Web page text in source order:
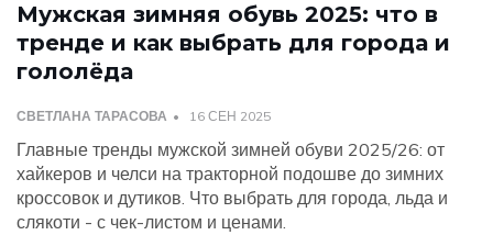
Мужская зимняя обувь 2025: что в
тренде и как выбрать для города и
гололёда
СВЕТЛАНА ТАРАСОВА 16 СЕН 2025
Главные тренды мужской зимней обуви 2025/26: от
хайкеров и челси на тракторной подошве до зимних
кроссовок и дутиков. Что выбрать для города, льда и
слякоти - с чек-листом и ценами.